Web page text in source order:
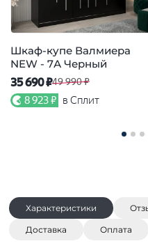
Шкаф-купе Валмиера
NEW - 7А Черный
35 690 ₽49 990 ₽
8 923 ₽ в Сплит
Характеристики
Доставка Оплата